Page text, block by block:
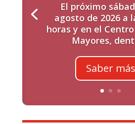
El próximo
agosto de 2026 a
horas y en el
Mayores,
Saber más